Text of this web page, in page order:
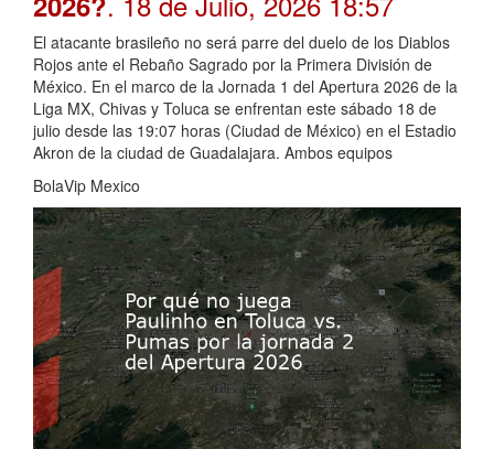
El atacante brasileño no será parre del duelo de los Diablos
Rojos ante el Rebaño Sagrado por la Primera División de
México. En el marco de la Jornada 1 del Apertura 2026 de la
Liga MX, Chivas y Toluca se enfrentan este sábado 18 de
julio desde las 19:07 horas (Ciudad de México) en el Estadio
Akron de la ciudad de Guadalajara. Ambos equipos
BolaVip Mexico